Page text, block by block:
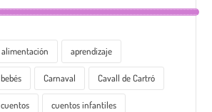
alimentación aprendizaje
bebés Carnaval Cavall de Cartró
cuentos cuentos infantiles